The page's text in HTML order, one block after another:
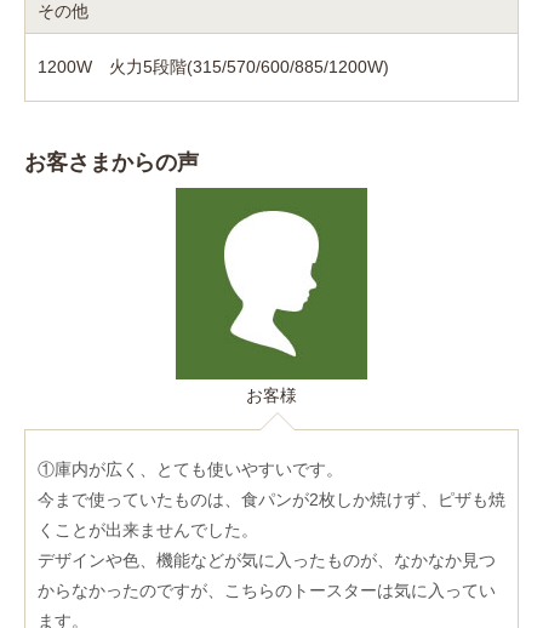
その他
1200W 火力5段階(315/570/600/885/1200W)
お客さまからの声
お客様
①庫内が広く、とても使いやすいです。
今まで使っていたものは、食パンが2枚しか焼けず、ピザも焼
くことが出来ませんでした。
デザインや色、機能などが気に入ったものが、なかなか見つ
からなかったのですが、こちらのトースターは気に入ってい
ます。